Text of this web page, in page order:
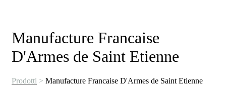
Manufacture Francaise
D'Armes de Saint Etienne
Prodotti > Manufacture Francaise D'Armes de Saint Etienne